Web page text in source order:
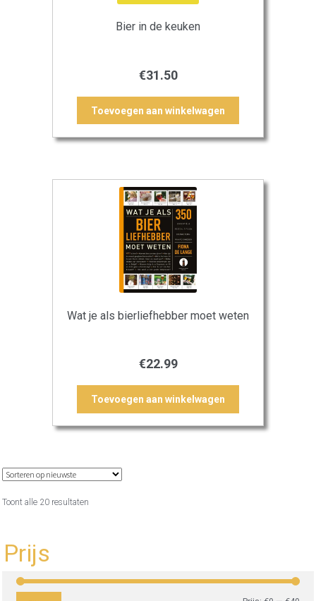
Bier in de keuken
€31.50
Toevoegen aan winkelwagen
Wat je als bierliefhebber moet weten
€22.99
Toevoegen aan winkelwagen
Toont alle 20 resultaten
Prijs